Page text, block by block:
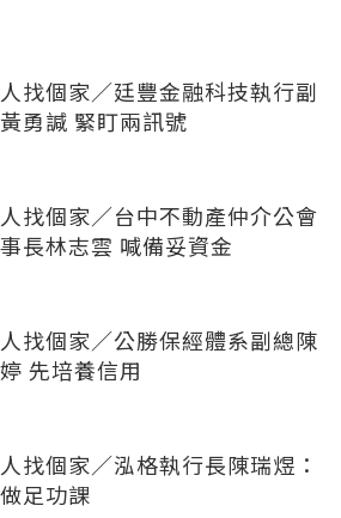
找個家／廷豐金融科技執行副
勇諴 緊盯兩訊號
找個家／台中不動產仲介公會
長林志雲 喊備妥資金
找個家／公勝保經體系副總陳
先培養信用
找個家／泓格執行長陳瑞煜：
足功課